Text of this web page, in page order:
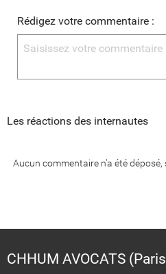
Rédigez votre commentaire :
Les réactions des internautes
Aucun commentaire n'a été
CHHUM AVOCATS